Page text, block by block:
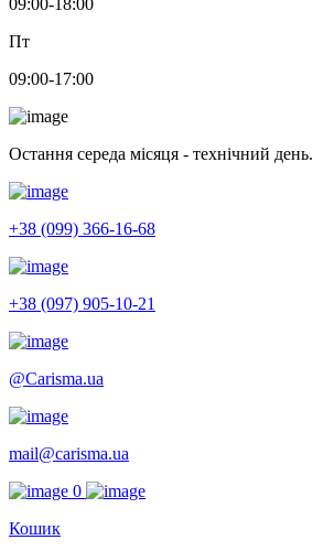
09:00-18:00
Пт
09:00-17:00
Остання середа місяця - технічний день.
+38 (099) 366-16-68
+38 (097) 905-10-21
@Carisma.ua
mail@carisma.ua
0
Кошик